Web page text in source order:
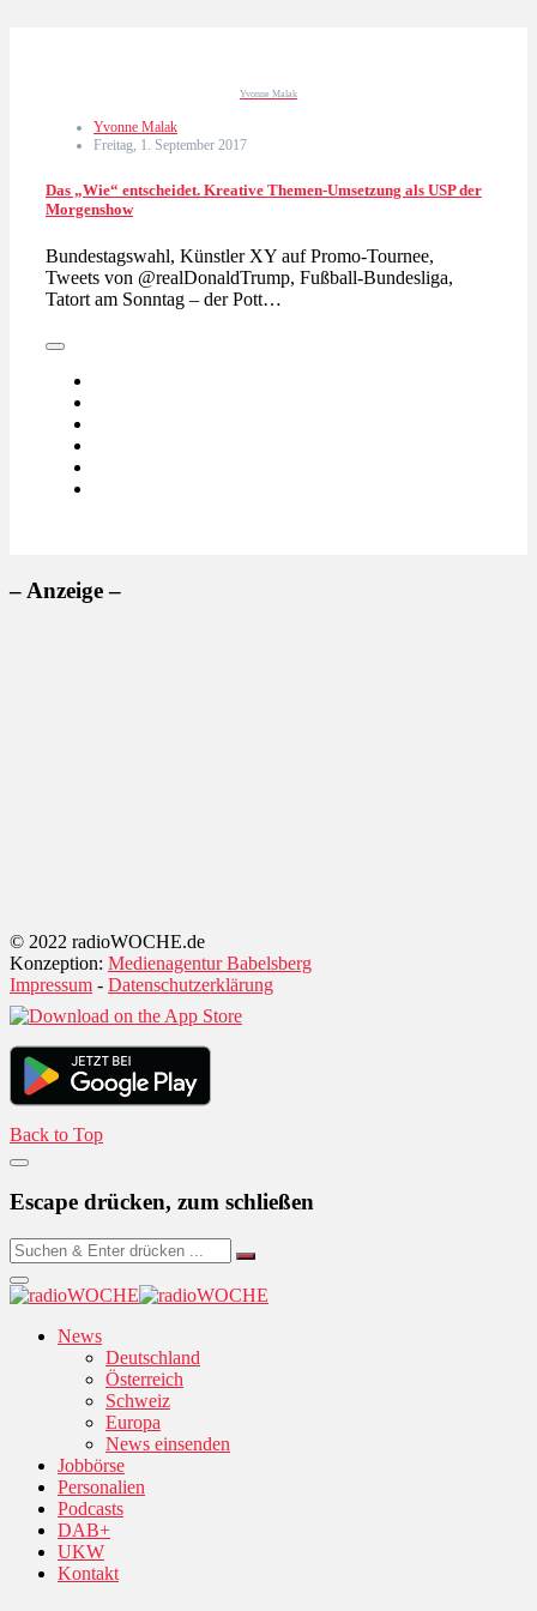
Yvonne Malak
Yvonne Malak
Freitag, 1. September 2017
Das „Wie“ entscheidet. Kreative Themen-Umsetzung als USP der
Morgenshow
Bundestagswahl, Künstler XY auf Promo-Tournee,
Tweets von @realDonaldTrump, Fußball-Bundesliga,
Tatort am Sonntag – der Pott…
– Anzeige –
© 2022 radioWOCHE.de
Konzeption: Medienagentur Babelsberg
Impressum - Datenschutzerklärung
Back to Top
Escape drücken, zum schließen
News
Deutschland
Österreich
Schweiz
Europa
News einsenden
Jobbörse
Personalien
Podcasts
DAB+
UKW
Kontakt